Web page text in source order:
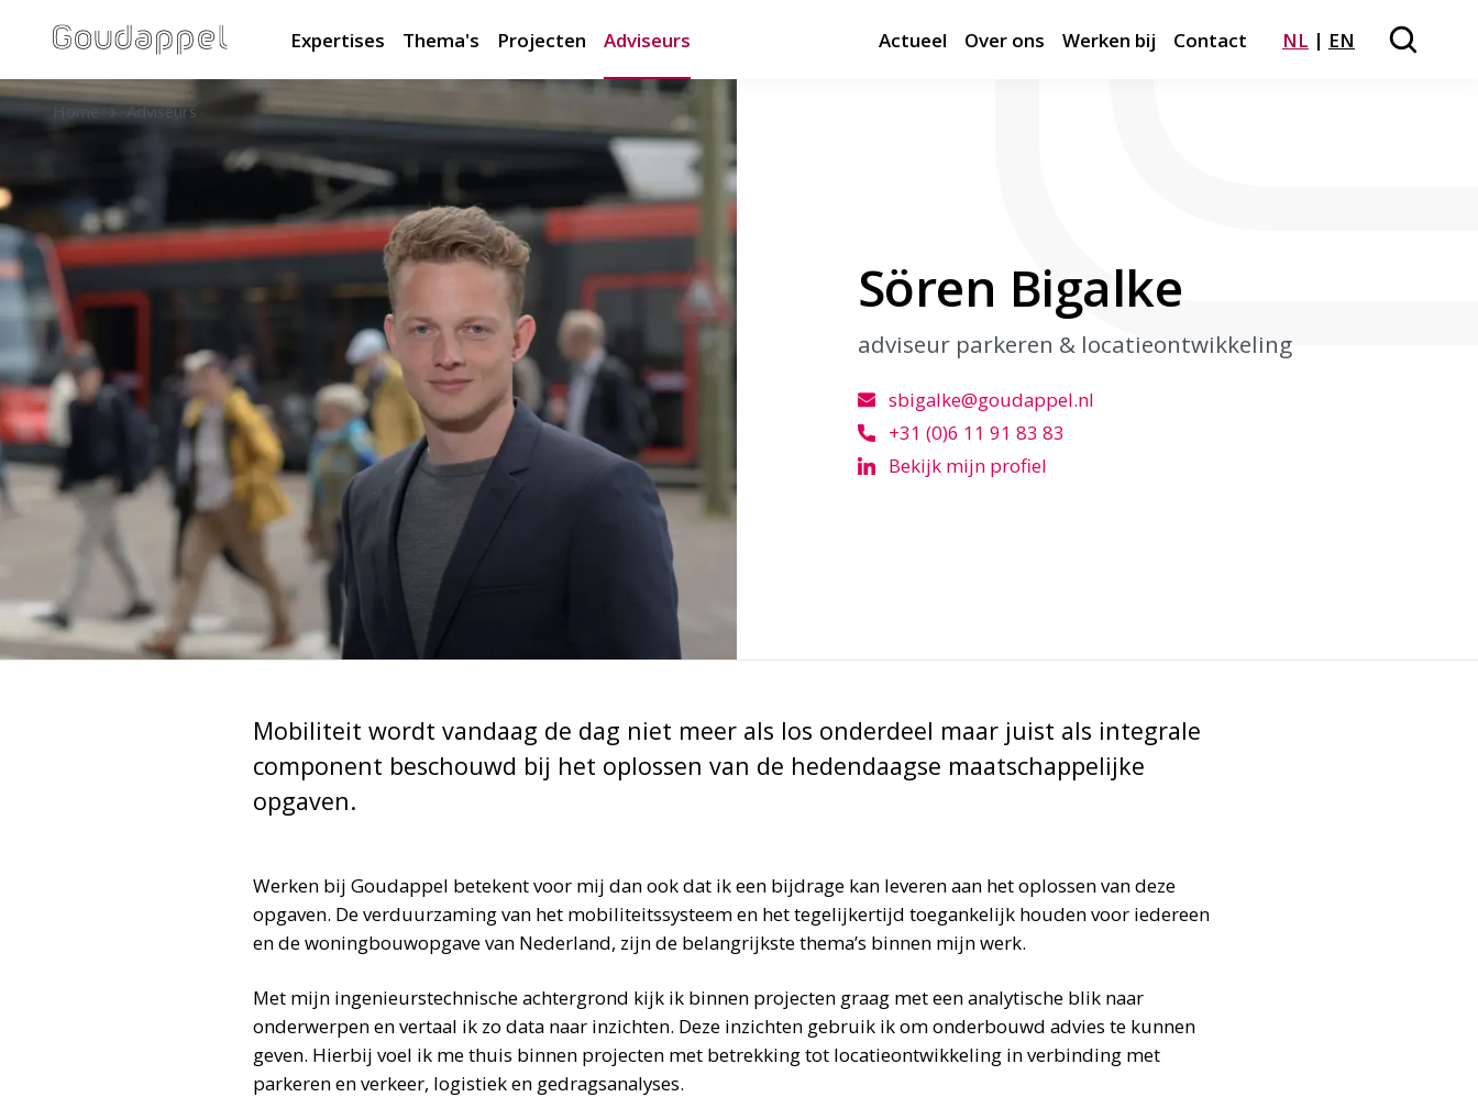
Zoeken
Expertises Thema's Projecten Adviseurs Actueel Over ons Werken bij Contact NL EN
Home Adviseurs
Sören Bigalke
adviseur parkeren & locatieontwikkeling
sbigalke@goudappel.nl
+31 (0)6 11 91 83 83
Bekijk mijn profiel
Mobiliteit wordt vandaag de dag niet meer als los onderdeel maar juist als integrale
component beschouwd bij het oplossen van de hedendaagse maatschappelijke
opgaven.
Werken bij Goudappel betekent voor mij dan ook dat ik een bijdrage kan leveren aan het oplossen van deze
opgaven. De verduurzaming van het mobiliteitssysteem en het tegelijkertijd toegankelijk houden voor iedereen
en de woningbouwopgave van Nederland, zijn de belangrijkste thema’s binnen mijn werk.
Met mijn ingenieurstechnische achtergrond kijk ik binnen projecten graag met een analytische blik naar
onderwerpen en vertaal ik zo data naar inzichten. Deze inzichten gebruik ik om onderbouwd advies te kunnen
geven. Hierbij voel ik me thuis binnen projecten met betrekking tot locatieontwikkeling in verbinding met
parkeren en verkeer, logistiek en gedragsanalyses.